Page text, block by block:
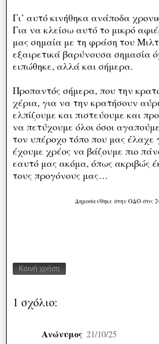
Γι’ αυτό κινήθηκα ανάποδα
Για να κλείσω αυτό το μικρό
μας σημαία με τη φράση του
εξαιρετικά βαρύνουσα σημασία
ειπώθηκε, αλλά και σήμερα.
Προπαντός σήμερα, που την
χέρια, για να την κρατήσουν
ελπίζουμε και πιστεύουμε και
να πετύχουμε όλοι όσοι
τον υπέροχο τόπο που μας έλαχε
έχουμε χρέος να βάζουμε πιο
εαυτό μας ακόμα, όπως ακριβώς
τους προγόνους μας…
Δημοσιεύθηκε στην ΟΔΟ στις
Κοινή χρήση
1 σχόλιο:
Ανώνυμος 21/10/25